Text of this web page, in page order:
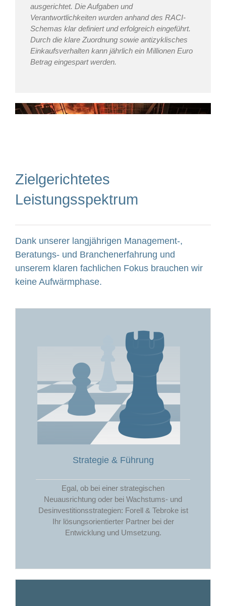
ausgerichtet. Die Aufgaben und
Verantwortlichkeiten wurden anhand des RACI-
Schemas klar definiert und erfolgreich eingeführt.
Durch die klare Zuordnung sowie antizyklisches
Einkaufsverhalten kann jährlich ein Millionen Euro
Betrag eingespart werden.
Zielgerichtetes
Leistungsspektrum
Dank unserer langjährigen Management-,
Beratungs- und Branchenerfahrung und
unserem klaren fachlichen Fokus brauchen wir
keine Aufwärmphase.
Strategie & Führung
Egal, ob bei einer strategischen
Neuausrichtung oder bei Wachstums- und
Desinvestitionsstrategien: Forell & Tebroke ist
Ihr lösungsorientierter Partner bei der
Entwicklung und Umsetzung.